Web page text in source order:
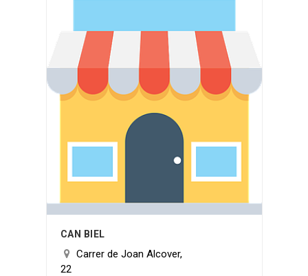
CAN BIEL
Carrer de Joan Alcover,
22